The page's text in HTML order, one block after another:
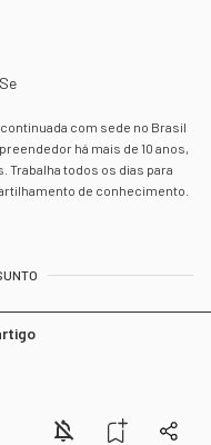
com sede no Brasil
há mais de 10 anos,
Trabalha todos os dias para
de conhecimento.